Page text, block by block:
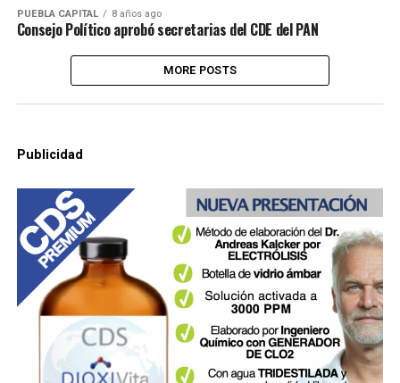
PUEBLA CAPITAL 8 años ago
Consejo Político aprobó secretarias del CDE del PAN
MORE POSTS
Publicidad